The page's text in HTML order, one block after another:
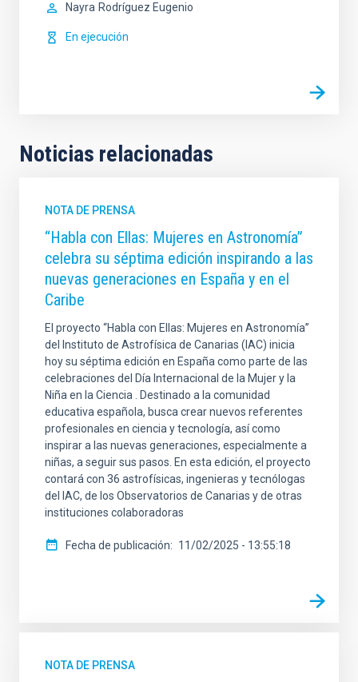
Nayra Rodríguez Eugenio
En ejecución
Noticias relacionadas
NOTA DE PRENSA
“Habla con Ellas: Mujeres en Astronomía”
celebra su séptima edición inspirando a las
nuevas generaciones en España y en el
Caribe
El proyecto “Habla con Ellas: Mujeres en Astronomía”
del Instituto de Astrofísica de Canarias (IAC) inicia
hoy su séptima edición en España como parte de las
celebraciones del Día Internacional de la Mujer y la
Niña en la Ciencia . Destinado a la comunidad
educativa española, busca crear nuevos referentes
profesionales en ciencia y tecnología, así como
inspirar a las nuevas generaciones, especialmente a
niñas, a seguir sus pasos. En esta edición, el proyecto
contará con 36 astrofísicas, ingenieras y tecnólogas
del IAC, de los Observatorios de Canarias y de otras
instituciones colaboradoras
Fecha de publicación 11/02/2025 - 13:55:18
NOTA DE PRENSA